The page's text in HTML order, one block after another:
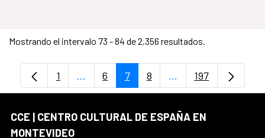
Mostrando el intervalo 73 - 84 de 2.356 resultados.
Página
1 ...Páginas intermedias Use TAB para
Página
6 Página
7 Página
8 ...PáginasPágina
197
CCE | CENTRO CULTURAL DE ESPAÑA EN
MONTEVIDEO